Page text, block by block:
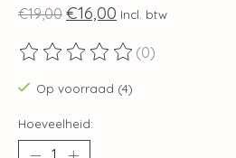
€19,00 €16,00 Incl. btw
De beoordeling van dit product is
(0)
Op voorraad (4)
Hoeveelheid: